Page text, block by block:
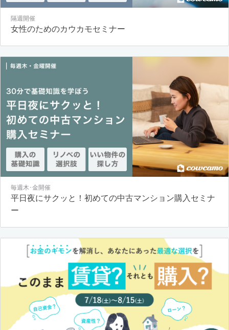
隔週開催
女性のためのカウカモセミナー
毎週木･金開催
平日夜にサクッと！初めての中古マンション購入セミナ
ー